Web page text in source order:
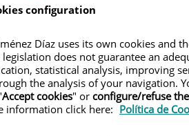
CONVOCATORIA DE CONTRATO
asociado a
configuration
Díaz uses its own cookies and
does not guarantee an
statistical analysis, improving
the analysis of your navigation.
Accept cookies" or configure/refuse
information click here: Política de